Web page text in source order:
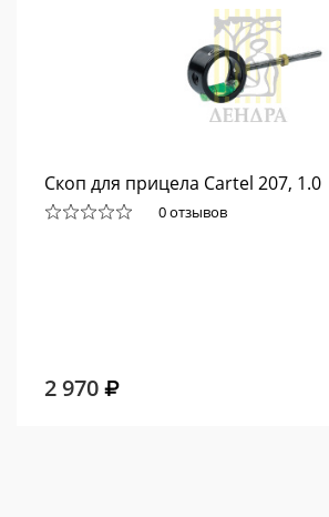
Скоп для прицела Cartel 207, 1.0
0 отзывов
2 970